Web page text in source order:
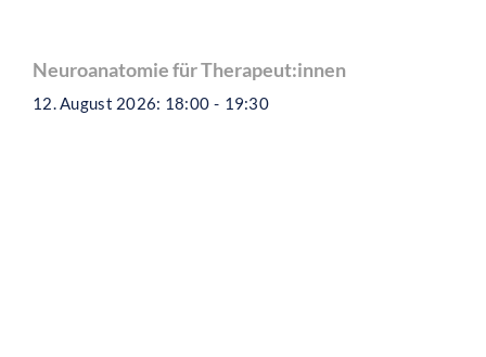
Neuroanatomie für Therapeut:innen
12. August 2026: 18:00 - 19:30